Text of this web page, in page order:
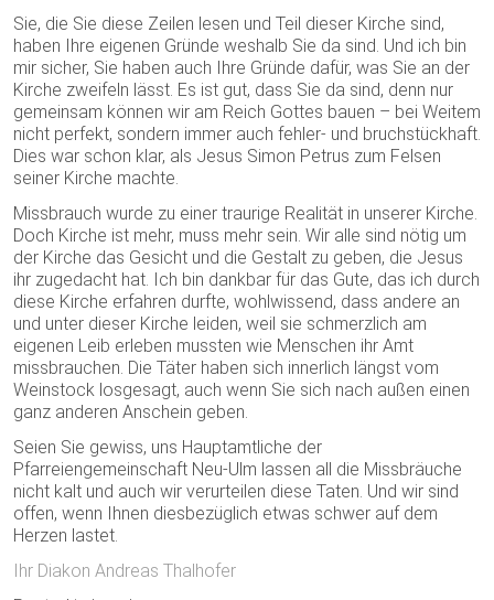
Sie, die Sie diese Zeilen lesen und Teil dieser Kirche sind,
haben Ihre eigenen Gründe weshalb Sie da sind. Und ich bin
mir sicher, Sie haben auch Ihre Gründe dafür, was Sie an der
Kirche zweifeln lässt. Es ist gut, dass Sie da sind, denn nur
gemeinsam können wir am Reich Gottes bauen – bei Weitem
nicht perfekt, sondern immer auch fehler- und bruchstückhaft.
Dies war schon klar, als Jesus Simon Petrus zum Felsen
seiner Kirche machte.
Missbrauch wurde zu einer traurige Realität in unserer Kirche.
Doch Kirche ist mehr, muss mehr sein. Wir alle sind nötig um
der Kirche das Gesicht und die Gestalt zu geben, die Jesus
ihr zugedacht hat. Ich bin dankbar für das Gute, das ich durch
diese Kirche erfahren durfte, wohlwissend, dass andere an
und unter dieser Kirche leiden, weil sie schmerzlich am
eigenen Leib erleben mussten wie Menschen ihr Amt
missbrauchen. Die Täter haben sich innerlich längst vom
Weinstock losgesagt, auch wenn Sie sich nach außen einen
ganz anderen Anschein geben.
Seien Sie gewiss, uns Hauptamtliche der
Pfarreiengemeinschaft Neu-Ulm lassen all die Missbräuche
nicht kalt und auch wir verurteilen diese Taten. Und wir sind
offen, wenn Ihnen diesbezüglich etwas schwer auf dem
Herzen lastet.
Ihr Diakon Andreas Thalhofer